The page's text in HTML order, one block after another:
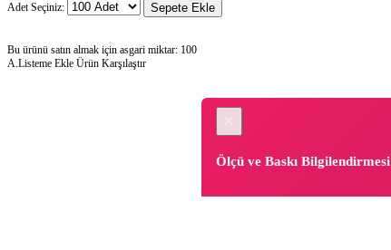
Adet Seçiniz: Sepete Ekle
Bu ürünü satın almak için asgari miktar: 100
A.Listeme Ekle Ürün Karşılaştır
Ölçü ve Baskı Bilgilendirmesi